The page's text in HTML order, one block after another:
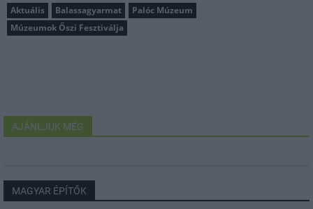
Aktuális Balassagyarmat
Palóc Múzeum
Múzeumok Őszi Fesztiválja
AJÁNLJUK MÉG
MAGYAR ÉPÍTŐK